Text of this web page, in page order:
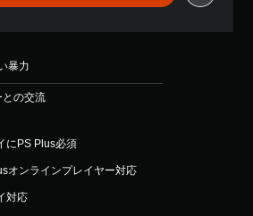
暴力
との交流
にPS Plus必須
オンラインプレイヤー対応
対応